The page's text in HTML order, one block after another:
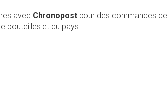
avec Chronopost pour des commandes de
bouteilles et du pays.